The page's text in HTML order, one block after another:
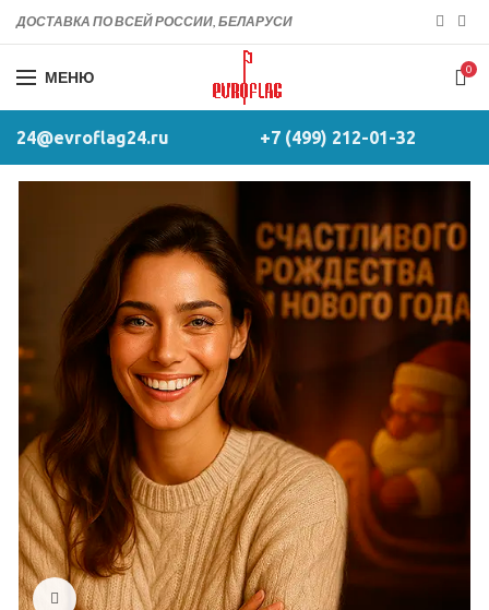
ДОСТАВКА ПО ВСЕЙ РОССИИ, БЕЛАРУСИ
МЕНЮ 0
24@evroflag24.ru +7 (499) 212-01-32
Click to enlarge